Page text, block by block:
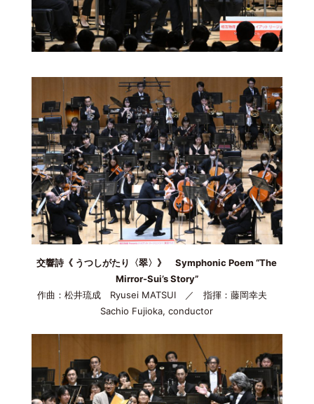
交響詩《 うつしがたり〈翠〉》 Symphonic Poem “The
Mirror-Sui’s Story”
作曲：松井琉成 Ryusei MATSUI ／ 指揮：藤岡幸夫
Sachio Fujioka, conductor